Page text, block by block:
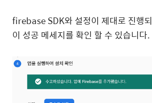
firebase SDK와 설정이 제대로 진행
이 성공 메세지를 확인 할 수 있습니다.